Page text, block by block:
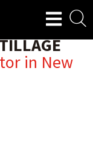
in New